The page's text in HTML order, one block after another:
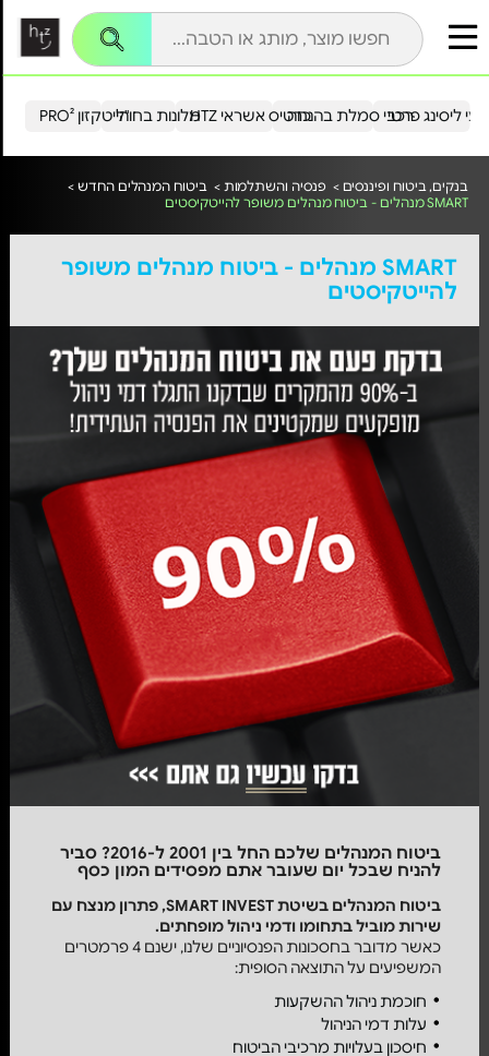
הייטקזון PRO²מלונות בחו"ל כרטיס אשראי HTZ ליסינג פרטירכבי סמלת בהנחה
בנקים, ביטוח ופיננסים > פנסיה והשתלמות > ביטוח המנהלים החדש >
SMART מנהלים - ביטוח מנהלים משופר להייטקיסטים
SMART מנהלים - ביטוח מנהלים משופר
להייטקיסטים
ביטוח המנהלים שלכם החל בין 2001 ל-2016? סביר
להניח שבכל יום שעובר אתם מפסידים המון כסף
ביטוח המנהלים בשיטת SMARTINVEST, פתרון מנצח עם
שירות מוביל בתחומו ודמי ניהול מופחתים.
כאשר מדובר בחסכונות הפנסיוניים שלנו, ישנם 4 פרמטרים
המשפיעים על התוצאה הסופית:
חוכמת ניהול ההשקעות
עלות דמי הניהול
חיסכון בעלויות מרכיבי הביטוח